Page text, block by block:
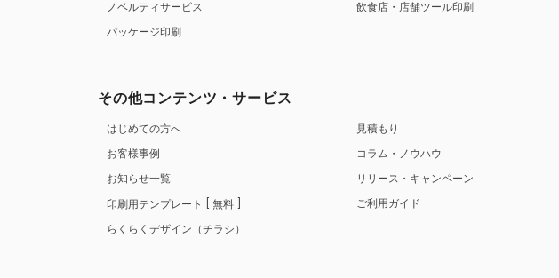
ノベルティサービス
パッケージ印刷
飲食店・店舗ツール印刷
その他コンテンツ・サービス
はじめての方へ
お客様事例
お知らせ一覧
印刷用テンプレート
無料
らくらくデザイン（チラシ）
見積もり
コラム・ノウハウ
リリース・キャンペーン
ご利用ガイド